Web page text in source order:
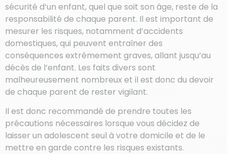
sécurité d’un enfant, quel que soit son âge, reste de la
responsabilité de chaque parent. Il est important de
mesurer les risques, notamment d’accidents
domestiques, qui peuvent entraîner des
conséquences extrêmement graves, allant jusqu’au
décès de l’enfant. Les faits divers sont
malheureusement nombreux et il est donc du devoir
de chaque parent de rester vigilant.
Il est donc recommandé de prendre toutes les
précautions nécessaires lorsque vous décidez de
laisser un adolescent seul à votre domicile et de le
mettre en garde contre les risques existants.